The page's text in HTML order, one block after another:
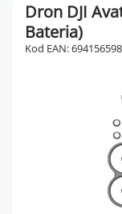
Dron DJI
Bateria)
Kod EAN: